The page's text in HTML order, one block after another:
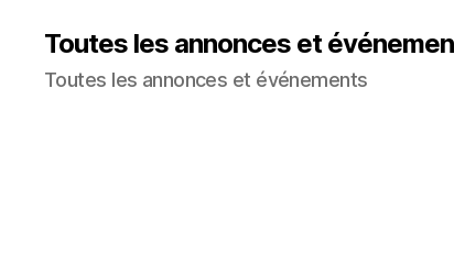
Toutes les annonces et
Toutes les annonces et événements